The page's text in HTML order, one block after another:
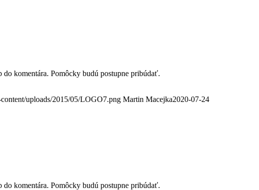
komentára. Pomôcky budú postupne pribúdať.
uploads/2015/05/LOGO7.png Martin Macejka2020-07-24
komentára. Pomôcky budú postupne pribúdať.